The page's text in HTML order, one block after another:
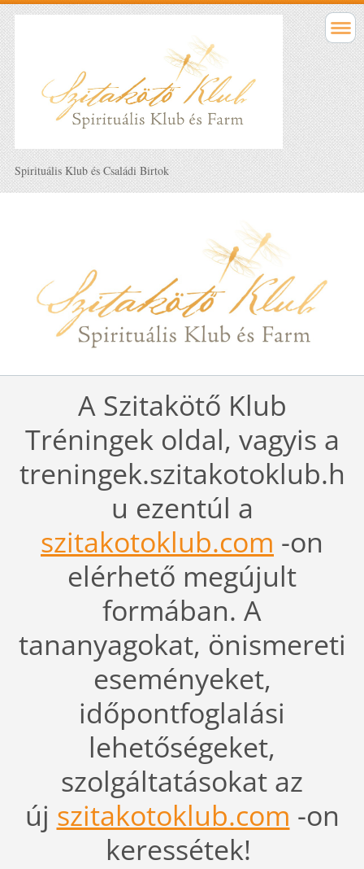
Spirituális Klub és Családi Birtok
A Szitakötő Klub
Tréningek oldal, vagyis a
treningek.szitakotoklub.h
u ezentúl a
szitakotoklub.com -on
elérhető megújult
formában. A
tananyagokat, önismereti
eseményeket,
időpontfoglalási
lehetőségeket,
szolgáltatásokat az
új szitakotoklub.com -on
keressétek!